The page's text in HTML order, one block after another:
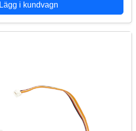
Lägg i kundvagn